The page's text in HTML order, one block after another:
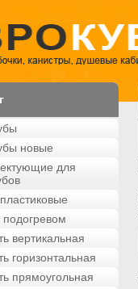
новые
для
подогревом
вертикальная
горизонтальная
прямоугольная